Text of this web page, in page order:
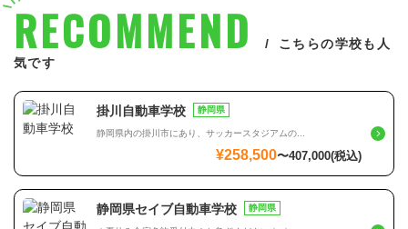
RECOMMEND
こちらの学校も人
気です
静岡県
掛川自動車学校
静岡県内の掛川市にあり、サッカースタジアムの...
¥258,500〜407,000(税込)
静岡県
静岡県セイブ自動車学校